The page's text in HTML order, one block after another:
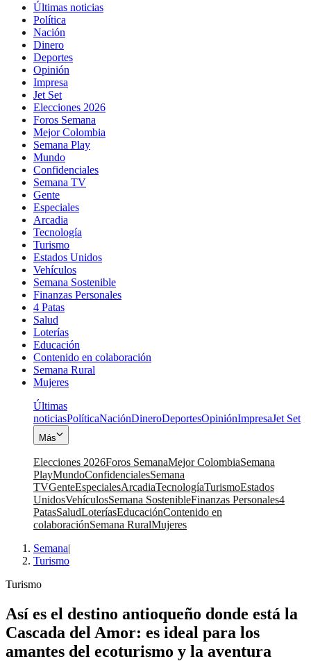
Últimas noticias
Política
Nación
Dinero
Deportes
Opinión
Impresa
Jet Set
Elecciones 2026
Foros Semana
Mejor Colombia
Semana Play
Mundo
Confidenciales
Semana TV
Gente
Especiales
Arcadia
Tecnología
Turismo
Estados Unidos
Vehículos
Semana Sostenible
Finanzas Personales
4 Patas
Salud
Loterías
Educación
Contenido en colaboración
Semana Rural
Mujeres
Últimas
noticiasPolíticaNaciónDineroDeportesOpiniónImpresaJet Set
Más
Elecciones 2026Foros SemanaMejor ColombiaSemana
PlayMundoConfidencialesSemana
TVGenteEspecialesArcadiaTecnologíaTurismoEstados
UnidosVehículosSemana SostenibleFinanzas Personales4
PatasSaludLoteríasEducaciónContenido en
colaboraciónSemana RuralMujeres
Semana|
Turismo
Turismo
Así es el destino antioqueño donde está la
Cascada del Amor: es ideal para los
amantes del ecoturismo y la aventura